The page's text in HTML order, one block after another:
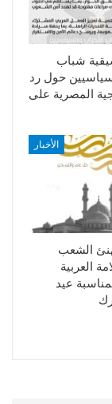
شباب
حول رد
المصرية على
الأخبار
الشعب
العربية
عيد